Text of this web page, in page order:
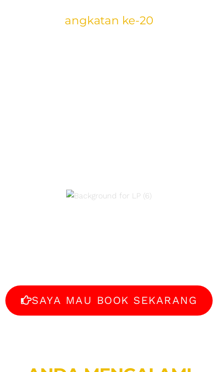
angkatan ke-20
SAYA MAU BOOK SEKARANG